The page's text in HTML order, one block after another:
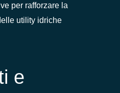
per rafforzare la
utility idriche
e